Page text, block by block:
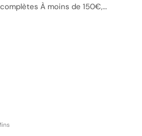
À moins de 150€,…